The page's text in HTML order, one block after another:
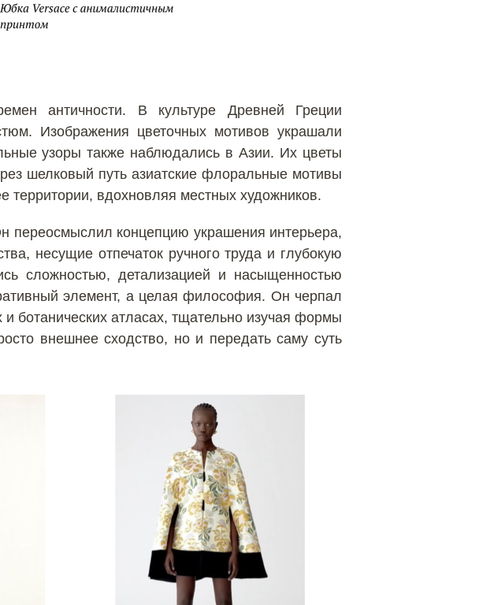
античности. В культуре Древней Греции
Изображения цветочных мотивов украшали
узоры также наблюдались в Азии. Их цветы
шелковый путь азиатские флоральные мотивы
территории, вдохновляя местных художников.
переосмыслил концепцию украшения интерьера,
несущие отпечаток ручного труда и глубокую
сложностью, детализацией и насыщенностью
элемент, а целая философия. Он черпал
ботанических атласах, тщательно изучая формы
внешнее сходство, но и передать саму суть